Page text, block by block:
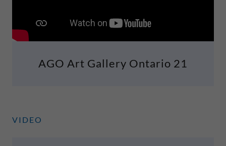
AGO Art Gallery Ontario 21
VIDEO